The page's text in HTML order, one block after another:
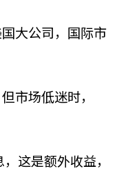
大公司，国际市
市场低迷时，
这是额外收益，